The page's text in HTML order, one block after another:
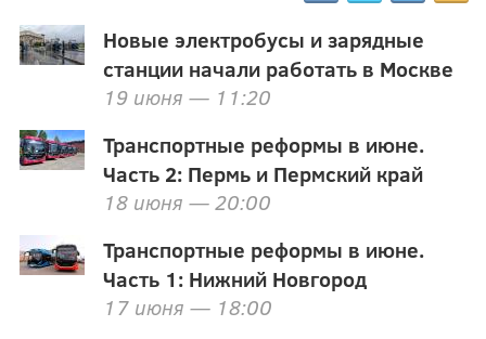
Новые электробусы и зарядные
станции начали работать в Москве
19 июня — 11:20
Транспортные реформы в июне.
Часть 2: Пермь и Пермский край
18 июня — 20:00
Транспортные реформы в июне.
Часть 1: Нижний Новгород
17 июня — 18:00